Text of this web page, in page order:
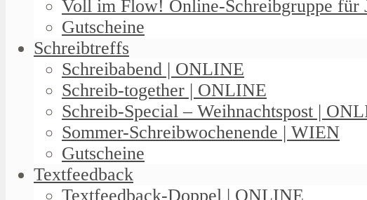
Voll im Flow! Online-Schreibgruppe für
Gutscheine
Schreibtreffs
Schreibabend | ONLINE
Schreib-together | ONLINE
Schreib-Special – Weihnachtspost |
Sommer-Schreibwochenende | WIEN
Gutscheine
Textfeedback
Textfeedback-Doppel | ONLINE